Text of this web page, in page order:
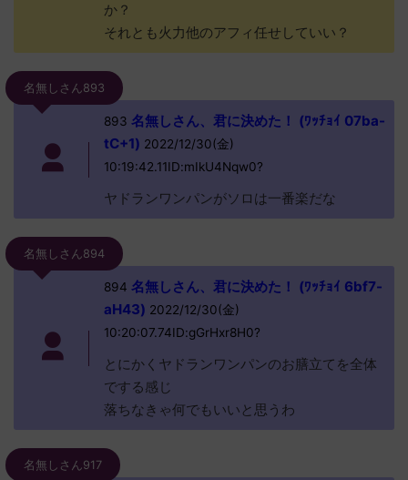
か？
それとも火力他のアフィ任せしていい？
名無しさん893
893 名無しさん、君に決めた！ (ﾜｯﾁｮｲ 07ba-
tC+1) 2022/12/30(金)
10:19:42.11ID:mIkU4Nqw0?
ヤドランワンパンがソロは一番楽だな
名無しさん894
894 名無しさん、君に決めた！ (ﾜｯﾁｮｲ 6bf7-
aH43) 2022/12/30(金)
10:20:07.74ID:gGrHxr8H0?
とにかくヤドランワンパンのお膳立てを全体
でする感じ
落ちなきゃ何でもいいと思うわ
名無しさん917